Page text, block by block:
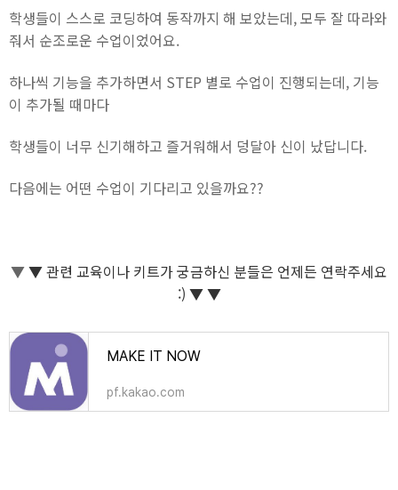
학생들이 스스로 코딩하여 동작까지 해 보았는데, 모두 잘 따라와
줘서 순조로운 수업이었어요.
하나씩 기능을 추가하면서 STEP 별로 수업이 진행되는데, 기능
이 추가될 때마다
학생들이 너무 신기해하고 즐거워해서 덩달아 신이 났답니다.
다음에는 어떤 수업이 기다리고 있을까요??
▼▼관련 교육이나 키트가 궁금하신 분들은 언제든 연락주세요
:) ▼▼
MAKE IT NOW
pf.kakao.com